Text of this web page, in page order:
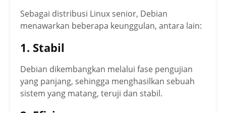
Sebagai distribusi Linux senior, Debian
menawarkan beberapa keunggulan, antara lain:
1. Stabil
Debian dikembangkan melalui fase pengujian
yang panjang, sehingga menghasilkan sebuah
sistem yang matang, teruji dan stabil.